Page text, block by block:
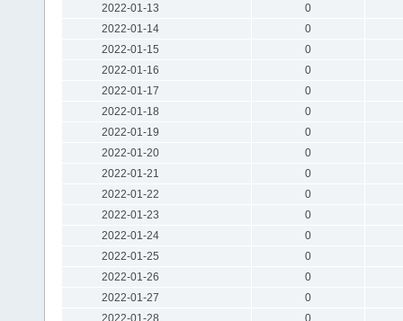
2022-01-13
0
2022-01-14
0
2022-01-15
0
2022-01-16
0
2022-01-17
0
2022-01-18
0
2022-01-19
0
2022-01-20
0
2022-01-21
0
2022-01-22
0
2022-01-23
0
2022-01-24
0
2022-01-25
0
2022-01-26
0
2022-01-27
0
2022-01-28
0